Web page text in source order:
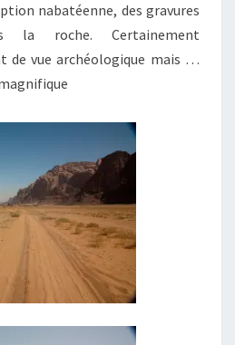
nabatéenne, des gravures
la roche. Certainement
de vue archéologique mais …